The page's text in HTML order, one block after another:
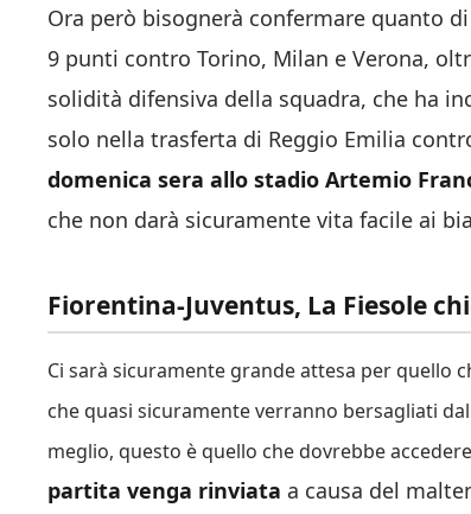
Ora però bisognerà confermare quanto
9 punti contro Torino, Milan e Verona,
solidità difensiva della squadra, che ha
solo nella trasferta di Reggio Emilia
domenica sera allo stadio Artemio
che non darà sicuramente vita facile ai
Fiorentina-Juventus, La Fiesole
Ci sarà sicuramente grande attesa per quello
che quasi sicuramente verranno bersagliati
meglio, questo è quello che dovrebbe
partita venga rinviata a causa del